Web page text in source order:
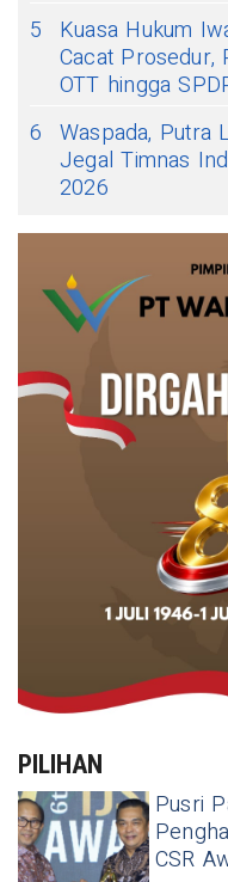
5
Kuasa Hukum
Cacat Prosedur,
OTT hingga
6 Waspada, Putra
Jegal Timnas
2026
PILIHAN
Pusri
CSR